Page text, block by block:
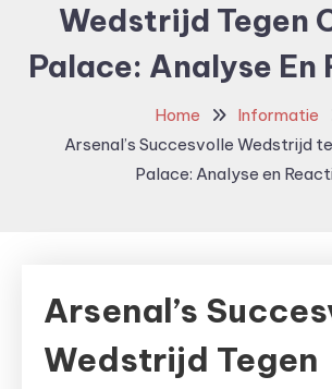
Wedstrijd Tegen
Palace: Analyse En
Home
Informatie
Arsenal’s Succesvolle Wedstrijd
Palace: Analyse en
Arsenal’s
Wedstrijd Tegen